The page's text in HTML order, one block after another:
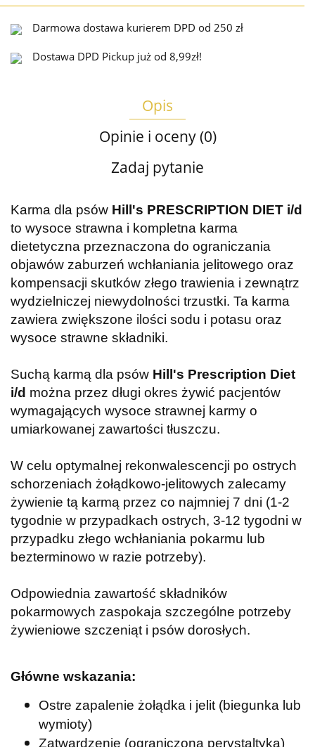
Darmowa dostawa kurierem DPD od 250 zł
Dostawa DPD Pickup już od 8,99zł!
Opis
Opinie i oceny (0)
Zadaj pytanie
Karma dla psów Hill's PRESCRIPTION DIET i/d
to wysoce strawna i kompletna karma
dietetyczna przeznaczona do ograniczania
objawów zaburzeń wchłaniania jelitowego oraz
kompensacji skutków złego trawienia i zewnątrz
wydzielniczej niewydolności trzustki. Ta karma
zawiera zwiększone ilości sodu i potasu oraz
wysoce strawne składniki.
Suchą karmą dla psów Hill's Prescription Diet
i/d można przez długi okres żywić pacjentów
wymagających wysoce strawnej karmy o
umiarkowanej zawartości tłuszczu.
W celu optymalnej rekonwalescencji po ostrych
schorzeniach żołądkowo-jelitowych zalecamy
żywienie tą karmą przez co najmniej 7 dni (1-2
tygodnie w przypadkach ostrych, 3-12 tygodni w
przypadku złego wchłaniania pokarmu lub
bezterminowo w razie potrzeby).
Odpowiednia zawartość składników
pokarmowych zaspokaja szczególne potrzeby
żywieniowe szczeniąt i psów dorosłych.
Główne wskazania:
Ostre zapalenie żołądka i jelit (biegunka lub
wymioty)
Zatwardzenie (ograniczona perystaltyka)